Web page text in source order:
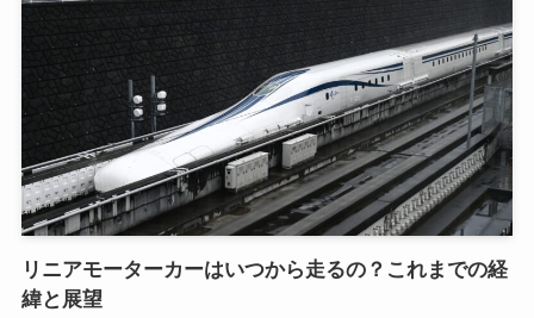
リニアモーターカーはいつから走るの？これまでの経
緯と展望